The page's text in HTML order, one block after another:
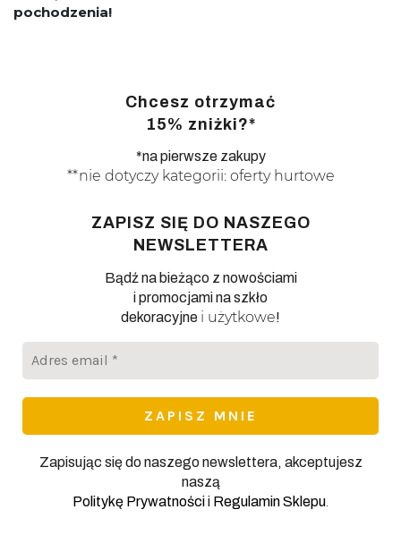
pochodzenia!
Chcesz otrzymać
15% zniżki?*
*na pierwsze zakupy
**nie dotyczy kategorii: oferty hurtowe
ZAPISZ SIĘ DO NASZEGO
NEWSLETTERA
Bądź na bieżąco z nowościami
i promocjami na szkło
dekoracyjne i użytkowe!
Zapisując się do naszego newslettera, akceptujesz
naszą
Politykę Prywatnościi Regulamin Sklepu